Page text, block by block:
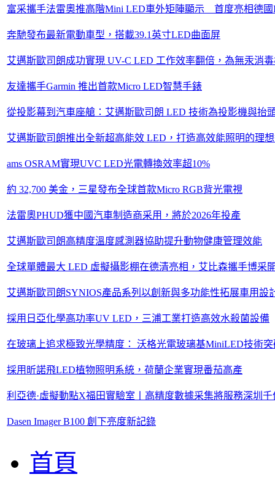
富采攜手法雷奧推高階Mini LED車外矩陣顯示 首度亮相德
奔馳發布最新電動車型，搭載39.1英寸LED曲面屏
艾邁斯歐司朗成功實現 UV-C LED 工作效率翻倍，為無汞消
友達攜手Garmin 推出首款Micro LED智慧手錶
從投影幕到汽車座艙：艾邁斯歐司朗 LED 技術為投影機與抬
艾邁斯歐司朗推出全新超高能效 LED，打造高效能照明的理
ams OSRAM實現UVC LED光電轉換效率超10%
約 32,700 美金，三星發布全球首款Micro RGB背光電視
法雷奧PHUD獲中國汽車制造商采用，將於2026年投產
艾邁斯歐司朗高精度溫度感測器協助提升動物健康管理效能
全球單體最大 LED 虛擬攝影棚在德清亮相，艾比森攜手博采
艾邁斯歐司朗SYNIOS產品系列以創新與多功能性拓展車用設
採用日亞化學高功率UV LED，三浦工業打造高效水殺菌設備
在玻璃上追求極致光學精度： 沃格光電玻璃基MiniLED技術
採用昕諾飛LED植物照明系統，荷蘭企業實現番茄高產
利亞德·虛擬動點X福田實驗室丨高精度數據采集將服務深圳
Dasen Imager B100 創下亮度新記錄
首頁